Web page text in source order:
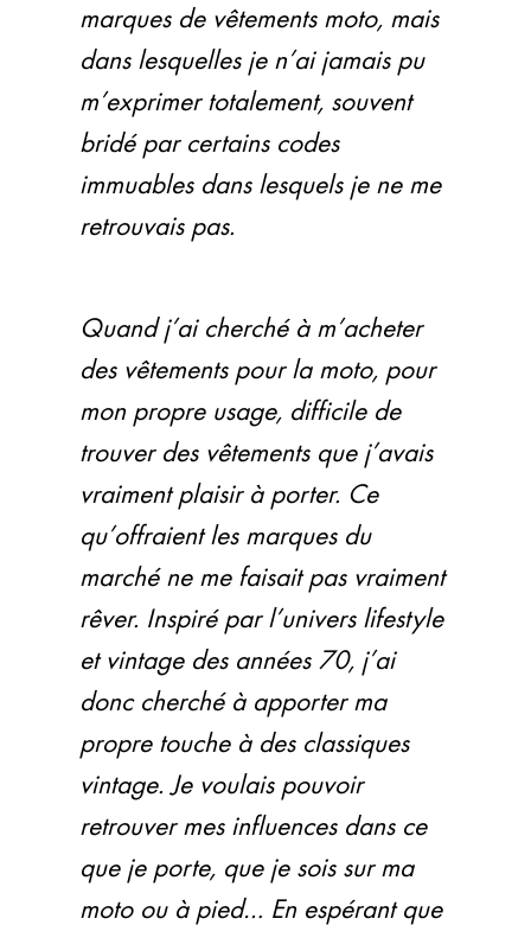
marques de vêtements moto, mais
dans lesquelles je n’ai jamais pu
m’exprimer totalement, souvent
bridé par certains codes
immuables dans lesquels je ne me
retrouvais pas.
Quand j’ai cherché à m’acheter
des vêtements pour la moto, pour
mon propre usage, difficile de
trouver des vêtements que j’avais
vraiment plaisir à porter. Ce
qu’offraient les marques du
marché ne me faisait pas vraiment
rêver. Inspiré par l’univers lifestyle
et vintage des années 70, j’ai
donc cherché à apporter ma
propre touche à des classiques
vintage. Je voulais pouvoir
retrouver mes influences dans ce
que je porte, que je sois sur ma
moto ou à pied… En espérant que